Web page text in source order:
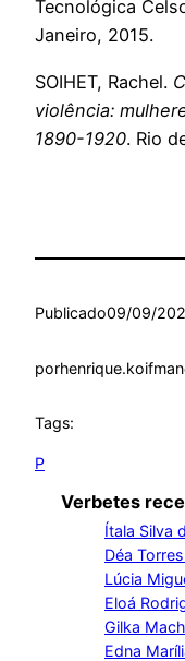
Tecnológica
Janeiro, 2015.
SOIHET, Rachel.
violência:
1890-1920. Rio
Publicado09/09/
por
Tags:
P
Verbetes
Ítala Silva
Déa
Lúcia
Eloá
Gilka
Edna